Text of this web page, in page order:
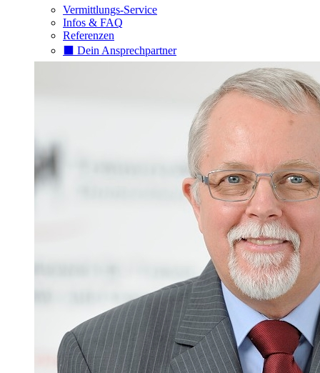
Vermittlungs-Service
Infos & FAQ
Referenzen
⬛️ Dein Ansprechpartner